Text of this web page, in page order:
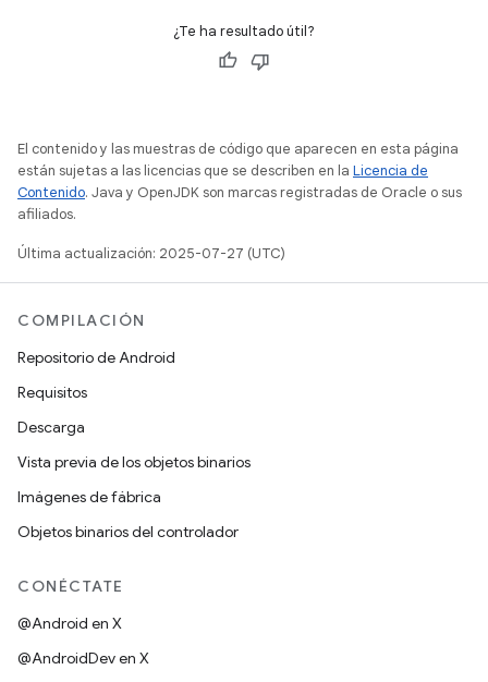
¿Te ha resultado útil?
El contenido y las muestras de código que aparecen en esta página
están sujetas a las licencias que se describen en la Licencia de
Contenido. Java y OpenJDK son marcas registradas de Oracle o sus
afiliados.
Última actualización: 2025-07-27 (UTC)
COMPILACIÓN
Repositorio de Android
Requisitos
Descarga
Vista previa de los objetos binarios
Imágenes de fábrica
Objetos binarios del controlador
CONÉCTATE
@Android en X
@AndroidDev en X